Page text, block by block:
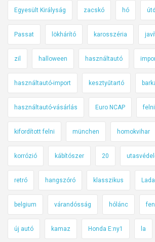
Egyesült Királyság zacskó hó
Passat lökhárító karosszéria
zil halloween használtautó
használtautó-import kesztyűtartó
használtautó-vásárlás Euro NCAP felni
kifordított felni münchen homokvihar
korrózió kábítószer 20
retró hangszóró klasszikus Lada
belgium várandósság hólánc
új autó kamaz Honda E:ny1 la